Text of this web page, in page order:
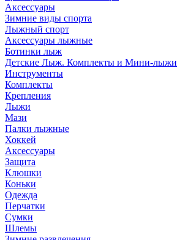
Аксессуары
Зимние виды спорта
Лыжный спорт
Аксессуары лыжные
Ботинки лыж
Детские Лыж. Комплекты и Мини-лыжи
Инструменты
Комплекты
Крепления
Лыжи
Мази
Палки лыжные
Хоккей
Аксессуары
Защита
Клюшки
Коньки
Одежда
Перчатки
Сумки
Шлемы